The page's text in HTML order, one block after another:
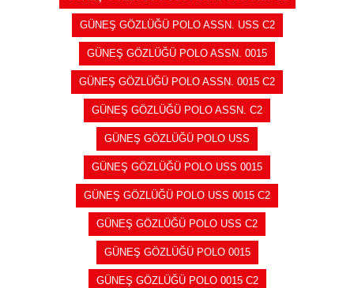
GÜNEŞ GÖZLÜĞÜ POLO ASSN. USS C2
GÜNEŞ GÖZLÜĞÜ POLO ASSN. 0015
GÜNEŞ GÖZLÜĞÜ POLO ASSN. 0015 C2
GÜNEŞ GÖZLÜĞÜ POLO ASSN. C2
GÜNEŞ GÖZLÜĞÜ POLO USS
GÜNEŞ GÖZLÜĞÜ POLO USS 0015
GÜNEŞ GÖZLÜĞÜ POLO USS 0015 C2
GÜNEŞ GÖZLÜĞÜ POLO USS C2
GÜNEŞ GÖZLÜĞÜ POLO 0015
GÜNEŞ GÖZLÜĞÜ POLO 0015 C2